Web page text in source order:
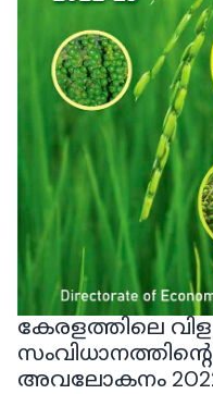
കേരളത്തിലെ
അവലോകനം